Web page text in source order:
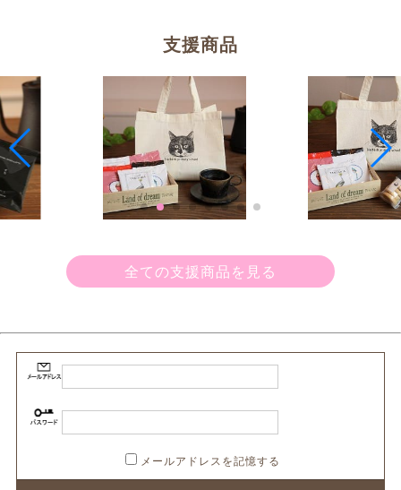
支援商品
全ての支援商品を見る
メールアドレスを記憶する